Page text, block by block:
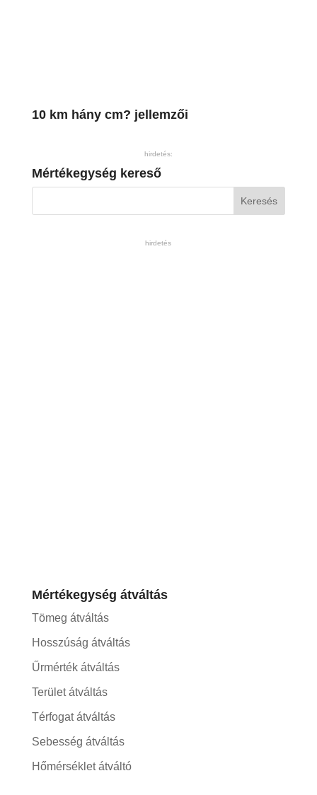
10 km hány cm? jellemzői
hirdetés:
Mértékegység kereső
hirdetés
Mértékegység átváltás
Tömeg átváltás
Hosszúság átváltás
Űrmérték átváltás
Terület átváltás
Térfogat átváltás
Sebesség átváltás
Hőmérséklet átváltó